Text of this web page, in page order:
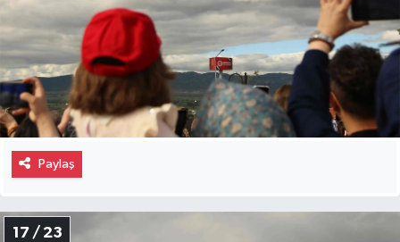
Paylaş
17 / 23